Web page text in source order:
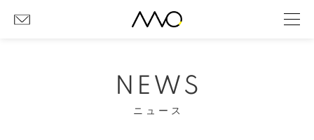
NEWS
ニュース